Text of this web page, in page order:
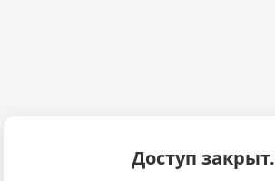
Доступ закрыт.